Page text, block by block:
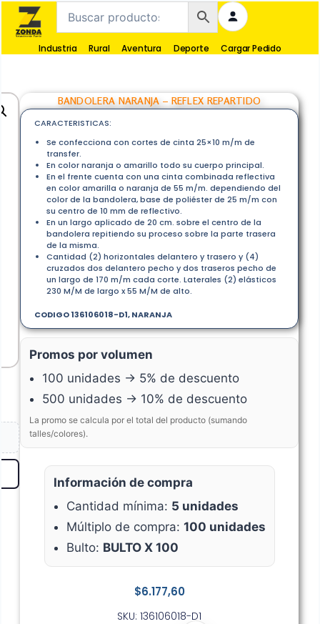
Industria Rural Aventura Deporte Cargar Pedido
BANDOLERA NARANJA – REFLEX REPARTIDO
$6.177,60
CARACTERISTICAS:
Se confecciona con cortes de cinta 25×10 m/m de
transfer.
En color naranja o amarillo todo su cuerpo principal.
En el frente cuenta con una cinta combinada reflectiva
en color amarilla o naranja de 55 m/m. dependiendo del
color de la bandolera, base de poliéster de 25 m/m con
su centro de 10 mm de reflectivo.
En un largo aplicado de 20 cm. sobre el centro de la
bandolera repitiendo su proceso sobre la parte trasera
de la misma.
Cantidad (2) horizontales delantero y trasero y (4)
cruzados dos delantero pecho y dos traseros pecho de
un largo de 170 m/m cada corte. Laterales (2) elásticos
230 M/M de largo x 55 M/M de alto.
CODIGO136106018-D1, NARANJA
SKU: 136106018-D1
Promos por volumen
100 unidades → 5% de descuento
500 unidades → 10% de descuento
La promo se calcula por el total del producto (sumando
talles/colores).
Información de compra
Cantidad mínima: 5 unidades
Múltiplo de compra: 100 unidades
Bulto: BULTO X 100